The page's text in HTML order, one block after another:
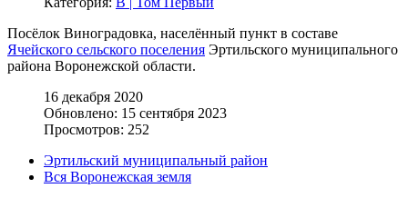
Посёлок Виноградовка, населённый пункт в составе
Ячейского сельского поселения Эртильского муниципального
района Воронежской области.
16 декабря 2020
Обновлено: 15 сентября 2023
Просмотров: 252
Эртильский муниципальный район
Вся Воронежская земля